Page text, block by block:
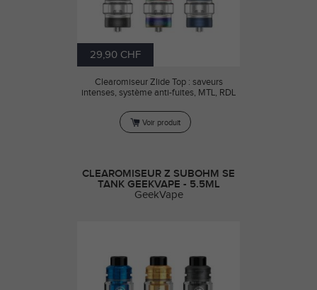
29,90 CHF
Clearomiseur Zlide Top : saveurs
intenses, système anti-fuites, MTL, RDL
Voir produit
CLEAROMISEUR Z SUBOHM SE
TANK GEEKVAPE - 5.5ML
GeekVape